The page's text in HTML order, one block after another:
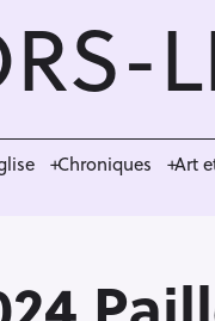
Chroniques Art